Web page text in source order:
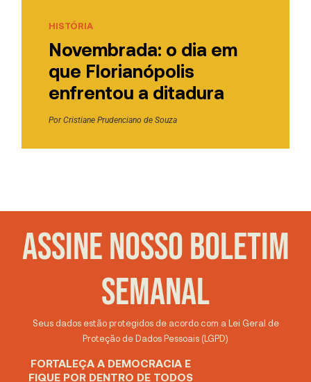
HISTÓRIA
Novembrada: o dia em
que Florianópolis
enfrentou a ditadura
PorCristiane Prudenciano de Souza
ASSINE NOSSO BOLETIM
SEMANAL
Seus dados estão protegidos de acordo com a Lei Geral de
Proteção de Dados Pessoais (LGPD)
FORTALEÇA A DEMOCRACIA E
FIQUE POR DENTRO DE TODOS